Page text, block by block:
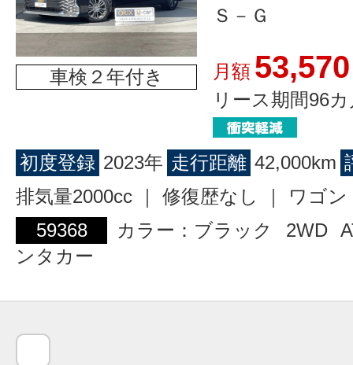
車検２年付き
Ｓ－Ｇ
月額 53,570
リース期間96
初度登録 2023年 走行距離 42,000km
排気量2000cc ｜ 修復歴なし ｜ ワゴ
59368
カラー：ブラック 2WD
ンタカー